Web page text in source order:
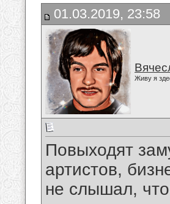
01.03.2019, 23:58
Живу я
Повыходят
артистов,
не слышал,